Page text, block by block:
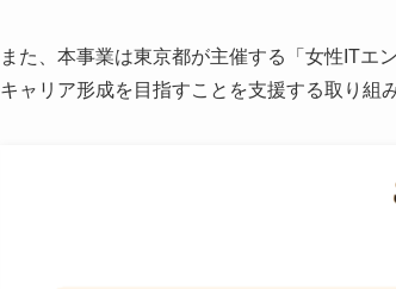
また、本事業は東京都が主催する「女性ITエ
キャリア形成を目指すことを支援する取り組